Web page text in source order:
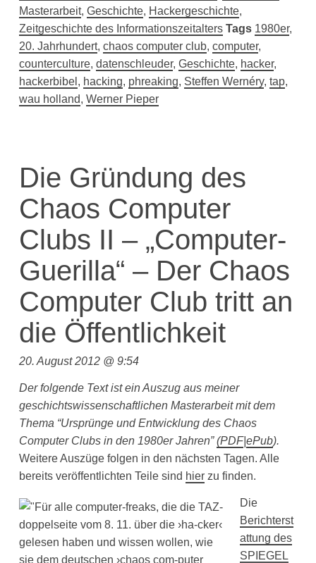
Masterarbeit, Geschichte, Hackergeschichte,
Zeitgeschichte des Informationszeitalters Tags 1980er,
20. Jahrhundert, chaos computer club, computer,
counterculture, datenschleuder, Geschichte, hacker,
hackerbibel , hacking, phreaking, Steffen Wernéry, tap,
wau holland, Werner Pieper
Die Gründung des
Chaos Computer
Clubs II – „Computer-
Guerilla“ – Der Chaos
Computer Club tritt an
die Öffentlichkeit
20. August 2012 @ 9:54
Der folgende Text ist ein Auszug aus meiner
geschichtswissenschaftlichen Masterarbeit mit dem
Thema “Ursprünge und Entwicklung des Chaos
Computer Clubs in den 1980er Jahren”(PDF|ePub).
Weitere Auszüge folgen in den nächsten Tagen. Alle
bereits veröffentlichten Teile sind hierzu finden.
Die
Berichterst
attung des
SPIEGEL